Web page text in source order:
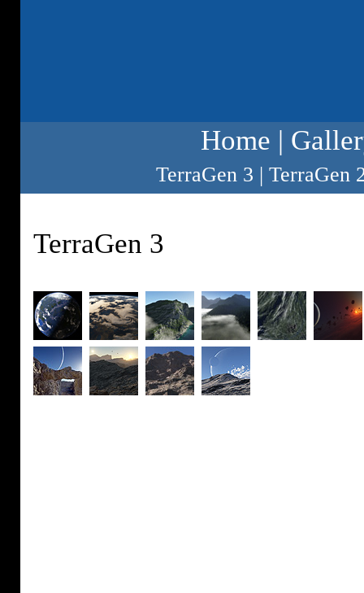
Home |
TerraGen 3 | TerraGen
TerraGen 3